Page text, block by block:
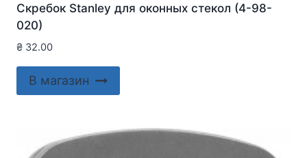
Скребок Stanley для оконныx стекол (4-98-
020)
₴ 32.00
В магазин